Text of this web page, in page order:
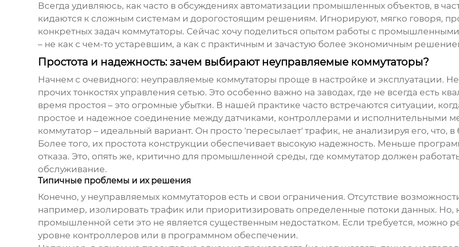
Всегда удивляюсь, как часто в обсуждениях автоматизации промышленных объектов, в
кидаются к сложным системам и дорогостоящим решениям. Игнорируют, мягко говоря,
конкретных задач коммутаторы. Сейчас хочу поделиться опытом работы с промышленными
– не как с чем-то устаревшим, а как с практичным и зачастую более экономичным
Простота и надежность: зачем выбирают неуправляемые коммутаторы?
Начнем с очевидного: неуправляемые коммутаторы проще в настройке и эксплуатации. Не
прочих тонкостях управления сетью. Это особенно важно на заводах, где не всегда есть
время простоя – это огромные убытки. В нашей практике часто встречаются ситуации,
простое и надежное соединение между датчиками, контроллерами и исполнительными
коммутатор – идеальный вариант. Он просто 'пересылает' трафик, не анализируя его, что,
Более того, их простота конструкции обеспечивает высокую надежность. Меньше
отказа. Это, опять же, критично для промышленной среды, где коммутатор должен
обслуживание.
Типичные проблемы и их решения
Конечно, у неуправляемых коммутаторов есть и свои ограничения. Отсутствие
например, изолировать трафик или приоритизировать определенные потоки данных. Но,
промышленной сети это не является существенным недостатком. Если требуется, можно
уровне контроллеров или в программном обеспечении.